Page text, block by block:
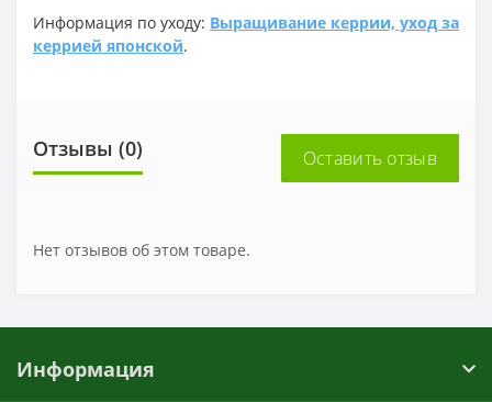
Информация по уходу: Выращивание керрии, уход за
керрией японской.
Отзывы (0) Оставить отзыв
Нет отзывов об этом товаре.
Информация